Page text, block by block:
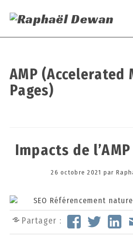
AMP (Accelerated
Pages)
Impacts de
Posted
26 octobre 2021 2
c
b
par
Partager :